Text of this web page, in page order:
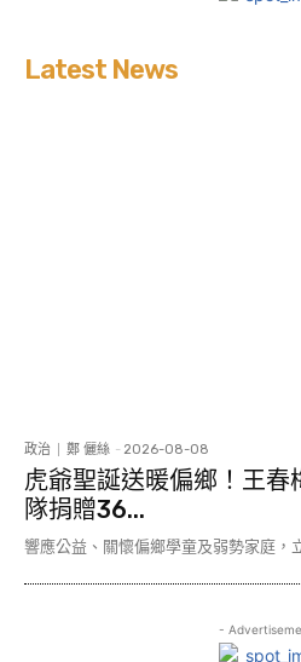
Latest News
政治 鄭 儷絲 - 2026-08-08
虎爺聖誕送暖偏鄉！王春
隊捐贈36...
響應公益、關懷偏鄉學童及弱勢家庭，
-